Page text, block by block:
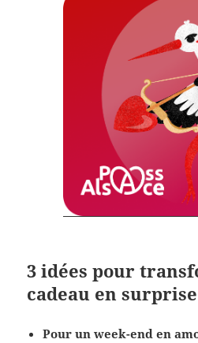
3 idées pour
cadeau en
Pour un week-end en